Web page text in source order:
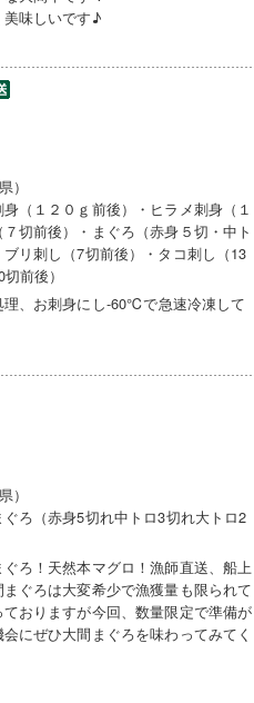
味しいです♪
）
身（１２０ｇ前後）・ヒラメ刺身（１
切前後）・まぐろ（赤身５切・中ト
リ刺し（7切前後）・タコ刺し（13
前後）
、お刺身にし-60℃で急速冷凍して
）
ぐろ（赤身5切れ中トロ3切れ大トロ2
ろ！天然本マグロ！漁師直送、船上
ぐろは大変希少で漁獲量も限られて
おりますが今回、数量限定で準備が
にぜひ大間まぐろを味わってみてく